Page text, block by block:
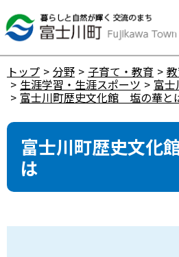
トップ 分野 子育て・教育
生涯学習・生涯スポーツ 富
富士川町歴史文化館 塩の華と
富士川町歴史文化
は